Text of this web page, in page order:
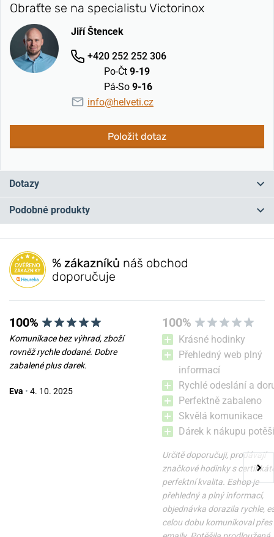
Obraťte se na specialistu Victorinox
Jiří Štencek
+420 252 252 306
Po-Čt 9-19
Pá-So 9-16
info@helveti.cz
Položit dotaz
Dotazy
Máte otázku? Zanechte nám komentář
Přidat dotaz
Podobné produkty
NA PRODEJNĚ
Zodiac Exclusive Edition
NA PRODEJNĚ
Nůž Victorinox Classic SD
Zodiac Exclusive Edition
Pisces 0.6223.2PIS
Skladem v úterý 11. 8. u vás
% zákazníků náš obchod
doporučuje
100%
Komunikace bez výhrad, zboží
rovněž rychle dodané. Dobre
zabalené plus darek.
Eva • 4. 10. 2025
100%
Krásné hodinky
Přehledný web plný
informací
Rychlé odeslání a
Perfektně zabaleno
Skvělá komunikace
Dárek k nákupu
Určitě doporučuji, prodávají
značkové hodinky s
perfektní kvalita. Eshop je
přehledný a plný informací,
objednávka dorazila rychle,
celou dobu komunikoval přes